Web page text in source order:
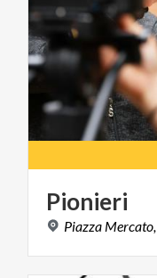
Pionieri
Piazza Mercato,